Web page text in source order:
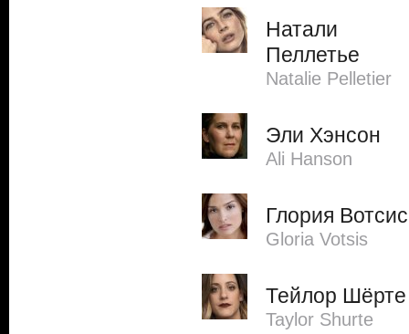
Натали
Пеллетье
Natalie Pelletier
Эли Хэнсон
Ali Hanson
Глория Вотсис
Gloria Votsis
Тейлор Шёрте
Taylor Shurte